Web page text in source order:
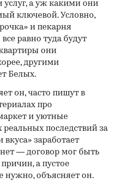
услуг, а уж какими они
ключевой. Условно,
и пекарня
равно туда будут
они
другими
Белых.
он, часто пишут в
про
и уютные
последствий за
вкуса» заработает
— договор мог быть
а пустое
объясняет он.